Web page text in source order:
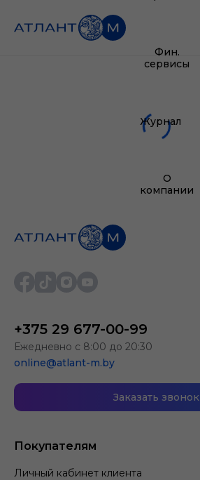
Фин.
сервисы
Журнал
О
компании
Покупателям
Личный кабинет клиента
+375 29 677-00-99
Ежедневно с 8:00 до 20:30
online@atlant-m.by
Заказать звонок